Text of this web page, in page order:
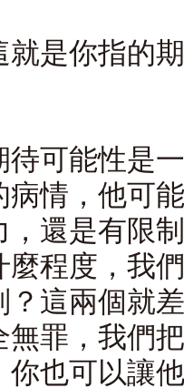
就是你指的
待可能性是
病情，他可
，還是有限
麼程度，我
？這兩個就
無罪，我們
你也可以讓